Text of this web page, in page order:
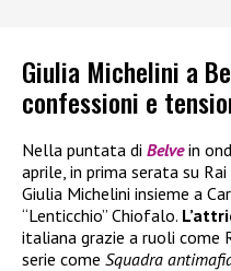
Giulia Michelini a
confessioni e
Nella puntata di Belve in
aprile, in prima serata su
Giulia Michelini insieme a
“Lenticchio” Chiofalo.
italiana grazie a ruoli come
serie come Squadra